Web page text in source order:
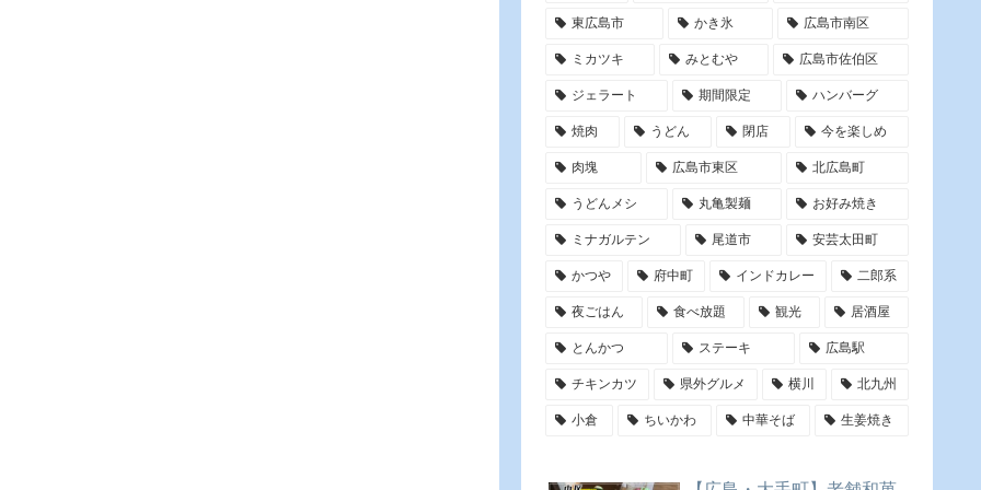
東広島市 かき氷 広島市南区
ミカツキ みとむや 広島市佐伯区
ジェラート 期間限定 ハンバーグ
焼肉 うどん 閉店 今を楽しめ
肉塊 広島市東区 北広島町
うどんメシ 丸亀製麺 お好み焼き
ミナガルテン 尾道市 安芸太田町
かつや 府中町 インドカレー 二郎系
夜ごはん 食べ放題 観光 居酒屋
とんかつ ステーキ 広島駅
チキンカツ 県外グルメ 横川 北九州
小倉 ちいかわ 中華そば 生姜焼き